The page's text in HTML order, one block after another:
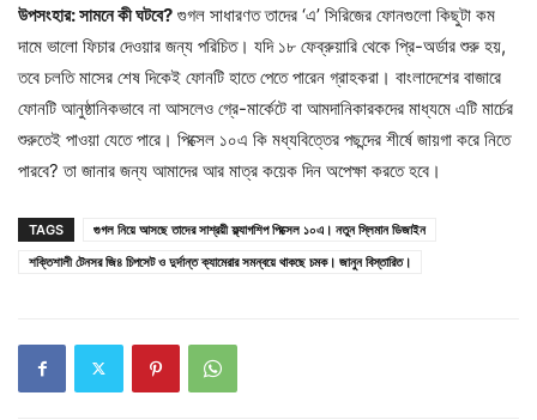
উপসংহার: সামনে কী ঘটবে? গুগল সাধারণত তাদের ‘এ’ সিরিজের ফোনগুলো কিছুটা কম
দামে ভালো ফিচার দেওয়ার জন্য পরিচিত। যদি ১৮ ফেব্রুয়ারি থেকে প্রি-অর্ডার শুরু হয়,
তবে চলতি মাসের শেষ দিকেই ফোনটি হাতে পেতে পারেন গ্রাহকরা। বাংলাদেশের বাজারে
ফোনটি আনুষ্ঠানিকভাবে না আসলেও গ্রে-মার্কেটে বা আমদানিকারকদের মাধ্যমে এটি মার্চের
শুরুতেই পাওয়া যেতে পারে। পিক্সেল ১০এ কি মধ্যবিত্তের পছন্দের শীর্ষে জায়গা করে নিতে
পারবে? তা জানার জন্য আমাদের আর মাত্র কয়েক দিন অপেক্ষা করতে হবে।
TAGS
গুগল নিয়ে আসছে তাদের সাশ্রয়ী ফ্ল্যাগশিপ পিক্সেল ১০এ। নতুন স্লিমান ডিজাইন
শক্তিশালী টেনসর জি৪ চিপসেট ও দুর্দান্ত ক্যামেরার সমন্বয়ে থাকছে চমক। জানুন বিস্তারিত।